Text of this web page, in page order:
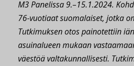
M3 Panelissa 9.–15.1.2024.
76-vuotiaat suomalaiset, jotka
Tutkimuksen otos painotettiin
asuinalueen mukaan
väestöä valtakunnallisesti.